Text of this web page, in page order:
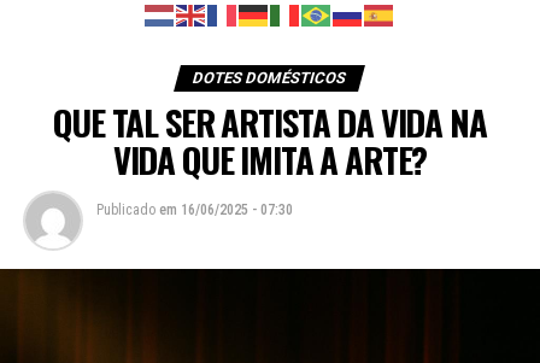
DOTES DOMÉSTICOS
QUE TAL SER ARTISTA DA VIDA NA
VIDA QUE IMITA A ARTE?
Publicado em 16/06/2025 - 07:30